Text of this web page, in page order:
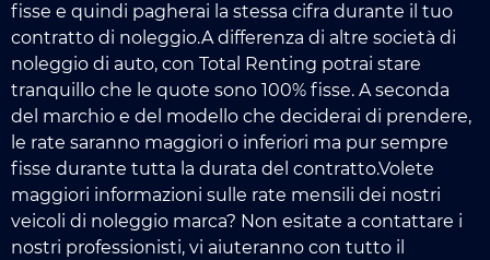
fisse e quindi pagherai la stessa cifra durante il tuo
contratto di noleggio.A differenza di altre società di
noleggio di auto, con Total Renting potrai stare
tranquillo che le quote sono 100% fisse. A seconda
del marchio e del modello che deciderai di prendere,
le rate saranno maggiori o inferiori ma pur sempre
fisse durante tutta la durata del contratto.Volete
maggiori informazioni sulle rate mensili dei nostri
veicoli di noleggio marca? Non esitate a contattare i
nostri professionisti, vi aiuteranno con tutto il